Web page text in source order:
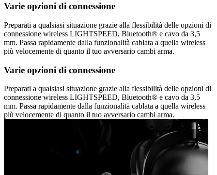
Varie opzioni di connessione
Preparati a qualsiasi situazione grazie alla flessibilità delle opzioni di
connessione wireless LIGHTSPEED, Bluetooth® e cavo da 3,5
mm. Passa rapidamente dalla funzionalità cablata a quella wireless
più velocemente di quanto il tuo avversario cambi arma.
Varie opzioni di connessione
Preparati a qualsiasi situazione grazie alla flessibilità delle opzioni di
connessione wireless LIGHTSPEED, Bluetooth® e cavo da 3,5
mm. Passa rapidamente dalla funzionalità cablata a quella wireless
più velocemente di quanto il tuo avversario cambi arma.